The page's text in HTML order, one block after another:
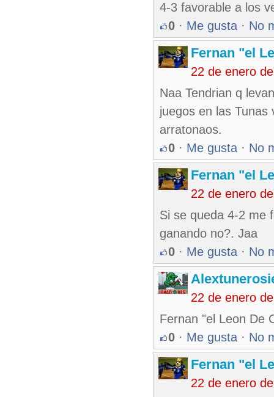
4-3 favorable a los
0 · Me gusta · No
Fernan "el
22 de enero
Naa Tendrian q
juegos en las
arratonaos.
0 · Me gusta · No
Fernan "el
22 de enero
Si se queda 4-2 me
ganando no?. Jaa
0 · Me gusta · No
22 de enero
Fernan "el Leon De
0 · Me gusta · No
Fernan "el
22 de enero